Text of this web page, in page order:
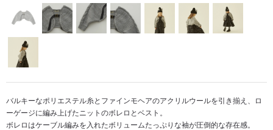
バルキーなポリエステル糸とファインモヘアのアクリルウールを引き揃え、ロ
ーゲージに編み上げたニットのボレロとベスト。
ボレロはケーブル編みを入れたボリュームたっぷりな袖が圧倒的な存在感。